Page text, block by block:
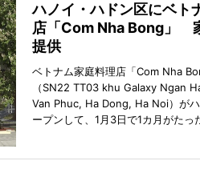
ハノイ・ハドン区にベト
店「Com Nha Bong」
提供
ベトナム家庭料理店「Com Nha
（SN22 TT03 khu Galaxy Ngan
Van Phuc, Ha Dong, Ha Noi）が
ープンして、1月3日で1カ月がたっ